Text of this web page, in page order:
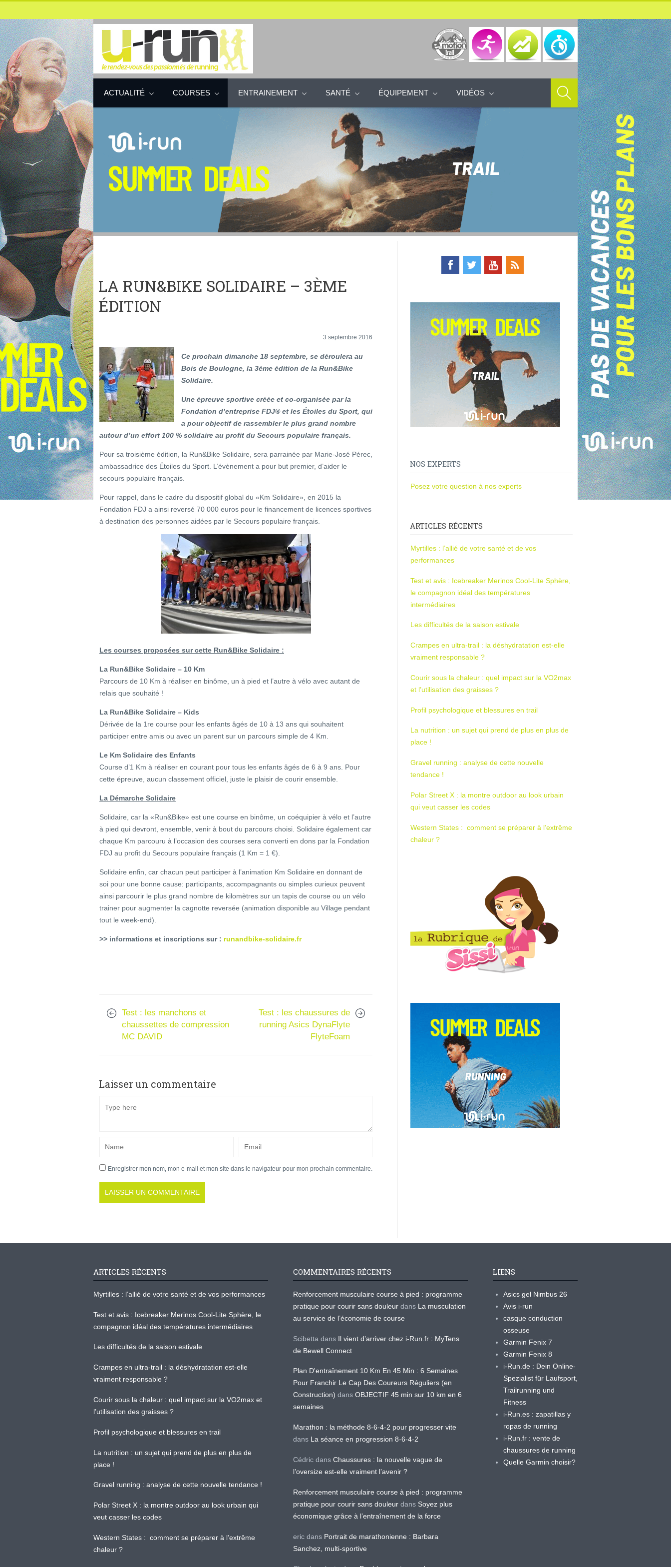
ACTUALITÉ COURSES ENTRAINEMENT SANTÉ ÉQUIPEMENT VIDÉOS
LA RUN&BIKE SOLIDAIRE – 3ÈME
ÉDITION
3 septembre 2016
Ce prochain dimanche 18 septembre, se déroulera au
Bois de Boulogne, la 3ème édition de la Run&Bike
Solidaire.
Une épreuve sportive créée et co-organisée par la
Fondation d’entreprise FDJ® et les Étoiles du Sport, qui
a pour objectif de rassembler le plus grand nombre
autour d’un effort 100 % solidaire au profit du Secours populaire français.
Pour sa troisième édition, la Run&Bike Solidaire, sera parrainée par Marie-José Pérec,
ambassadrice des Étoiles du Sport. L’évènement a pour but premier, d’aider le
secours populaire français.
Pour rappel, dans le cadre du dispositif global du «Km Solidaire», en 2015 la
Fondation FDJ a ainsi reversé 70 000 euros pour le financement de licences sportives
à destination des personnes aidées par le Secours populaire français.
Les courses proposées sur cette Run&Bike Solidaire :
La Run&Bike Solidaire – 10 Km
Parcours de 10 Km à réaliser en binôme, un à pied et l’autre à vélo avec autant de
relais que souhaité !
La Run&Bike Solidaire – Kids
Dérivée de la 1re course pour les enfants âgés de 10 à 13 ans qui souhaitent
participer entre amis ou avec un parent sur un parcours simple de 4 Km.
Le Km Solidaire des Enfants
Course d’1 Km à réaliser en courant pour tous les enfants âgés de 6 à 9 ans. Pour
cette épreuve, aucun classement officiel, juste le plaisir de courir ensemble.
La Démarche Solidaire
Solidaire, car la «Run&Bike» est une course en binôme, un coéquipier à vélo et l’autre
à pied qui devront, ensemble, venir à bout du parcours choisi. Solidaire également car
chaque Km parcouru à l’occasion des courses sera converti en dons par la Fondation
FDJ au profit du Secours populaire français (1 Km = 1 €).
Solidaire enfin, car chacun peut participer à l’animation Km Solidaire en donnant de
soi pour une bonne cause: participants, accompagnants ou simples curieux peuvent
ainsi parcourir le plus grand nombre de kilomètres sur un tapis de course ou un vélo
trainer pour augmenter la cagnotte reversée (animation disponible au Village pendant
tout le week-end).
>> informations et inscriptions sur : runandbike-solidaire.fr
Test : les manchons et
chaussettes de compression
MC DAVID
Test : les chaussures de
running Asics DynaFlyte
FlyteFoam
Laisser un commentaire
Enregistrer mon nom, mon e-mail et mon site dans le navigateur pour mon prochain commentaire.
NOS EXPERTS
Posez votre question à nos experts
ARTICLES RÉCENTS
Myrtilles : l’allié de votre santé et de vos
performances
Test et avis : Icebreaker Merinos Cool-Lite Sphère,
le compagnon idéal des températures
intermédiaires
Les difficultés de la saison estivale
Crampes en ultra-trail : la déshydratation est-elle
vraiment responsable ?
Courir sous la chaleur : quel impact sur la VO2max
et l’utilisation des graisses ?
Profil psychologique et blessures en trail
La nutrition : un sujet qui prend de plus en plus de
place !
Gravel running : analyse de cette nouvelle
tendance !
Polar Street X : la montre outdoor au look urbain
qui veut casser les codes
Western States : comment se préparer à l’extrême
chaleur ?
ARTICLES RÉCENTS
Myrtilles : l’allié de votre santé et de vos performances
Test et avis : Icebreaker Merinos Cool-Lite Sphère, le
compagnon idéal des températures intermédiaires
Les difficultés de la saison estivale
Crampes en ultra-trail : la déshydratation est-elle
vraiment responsable ?
Courir sous la chaleur : quel impact sur la VO2max et
l’utilisation des graisses ?
Profil psychologique et blessures en trail
La nutrition : un sujet qui prend de plus en plus de
place !
Gravel running : analyse de cette nouvelle tendance !
Polar Street X : la montre outdoor au look urbain qui
veut casser les codes
Western States : comment se préparer à l’extrême
chaleur ?
COMMENTAIRES RÉCENTS
Renforcement musculaire course à pied : programme
pratique pour courir sans douleur dans La musculation
au service de l’économie de course
Scibetta dans Il vient d’arriver chez i-Run.fr : MyTens
de Bewell Connect
Plan D'entraînement 10 Km En 45 Min : 6 Semaines
Pour Franchir Le Cap Des Coureurs Réguliers (en
Construction) dans OBJECTIF 45 min sur 10 km en 6
semaines
Marathon : la méthode 8-6-4-2 pour progresser vite
dans La séance en progression 8-6-4-2
Cédric dans Chaussures : la nouvelle vague de
l’oversize est-elle vraiment l’avenir ?
Renforcement musculaire course à pied : programme
pratique pour courir sans douleur dans Soyez plus
économique grâce à l’entraînement de la force
eric dans Portrait de marathonienne : Barbara
Sanchez, multi-sportive
LIENS
Asics gel Nimbus 26
Avis i-run
casque conduction
osseuse
Garmin Fenix 7
Garmin Fenix 8
i-Run.de : Dein Online-
Spezialist für Laufsport,
Trailrunning und
Fitness
i-Run.es : zapatillas y
ropas de running
i-Run.fr : vente de
chaussures de running
Quelle Garmin choisir?